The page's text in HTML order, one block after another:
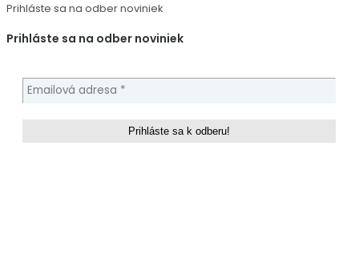
Prihláste sa na odber noviniek
Prihláste sa na odber noviniek